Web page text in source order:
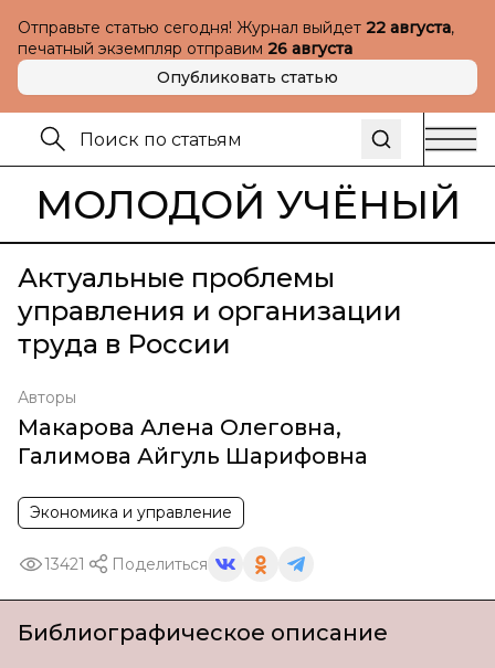
Отправьте статью сегодня! Журнал выйдет 22 августа,
печатный экземпляр отправим 26 августа
Опубликовать статью
МОЛОДОЙ УЧЁНЫЙ
Актуальные проблемы
управления и организации
труда в России
Авторы
Макарова Алена Олеговна,
Галимова Айгуль Шарифовна
Экономика и управление
13421 Поделиться
Библиографическое описание